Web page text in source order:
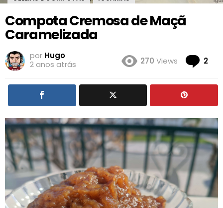
Compota Cremosa de Maçã
Caramelizada
por Hugo
2 anos atrás
270 Views 2